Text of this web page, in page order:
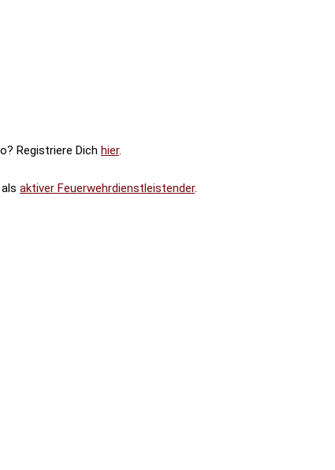
Registriere Dich hier.
aktiver Feuerwehrdienstleistender.